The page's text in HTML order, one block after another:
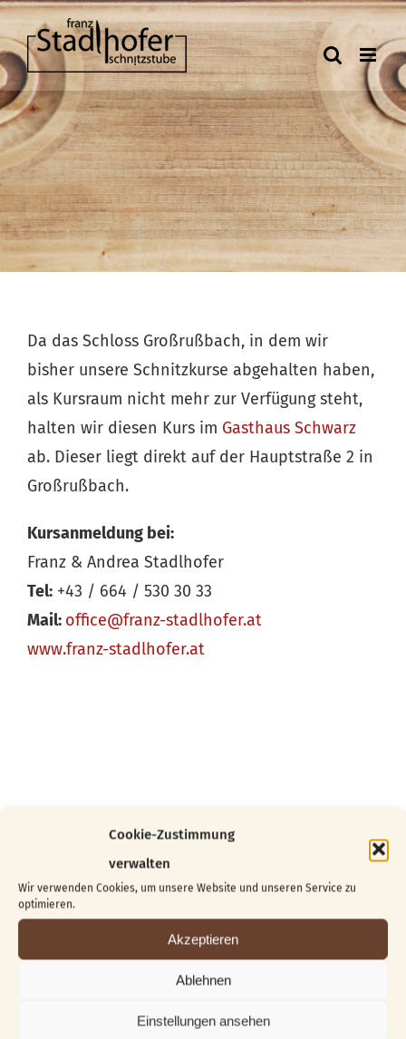
Cookie-Zustimmung
verwalten
Wir verwenden Cookies, um unsere Website und unseren Service zu
optimieren.
Akzeptieren
Ablehnen
Einstellungen ansehen
Zum
Inhalt
springen
Da das Schloss Großrußbach, in dem wir
bisher unsere Schnitzkurse abgehalten haben,
als Kursraum nicht mehr zur Verfügung steht,
halten wir diesen Kurs im Gasthaus Schwarz
ab. Dieser liegt direkt auf der Hauptstraße 2 in
Großrußbach.
Kursanmeldung bei:
Franz & Andrea Stadlhofer
Tel: +43 / 664 / 530 30 33
Mail: office@franz-stadlhofer.at
www.franz-stadlhofer.at